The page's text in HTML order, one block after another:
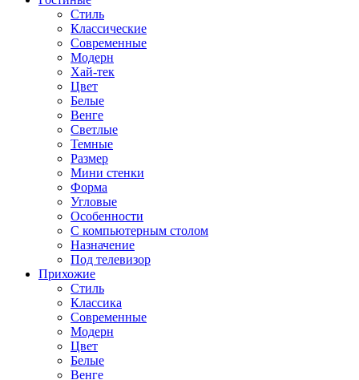
Стиль
Классические
Современные
Модерн
Хай-тек
Цвет
Белые
Венге
Светлые
Темные
Размер
Мини стенки
Форма
Угловые
Особенности
С компьютерным столом
Назначение
Под телевизор
Прихожие
Стиль
Классика
Современные
Модерн
Цвет
Белые
Венге